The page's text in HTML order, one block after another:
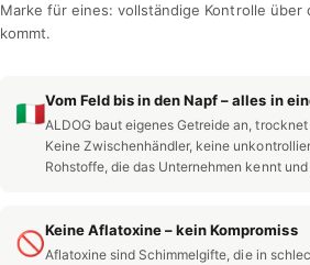
Marke für eines: vollständige Kontrolle über
kommt.
🇮🇹Vom Feld bis in den Napf – alles in
ALDOG baut eigenes Getreide an,
Keine Zwischenhändler, keine
Rohstoffe, die das Unternehmen kennt
🚫Keine Aflatoxine – kein Kompromiss
Aflatoxine sind Schimmelgifte, die in